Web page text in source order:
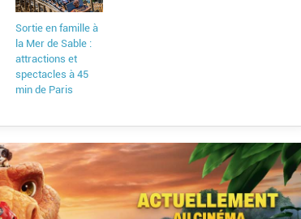
Sortie en famille à
la Mer de Sable :
attractions et
spectacles à 45
min de Paris